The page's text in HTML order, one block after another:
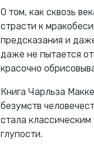
О том, как сквозь
страсти к
предсказания и
даже не пытается
красочно
Книга Чарльза
безумств
стала
глупости.